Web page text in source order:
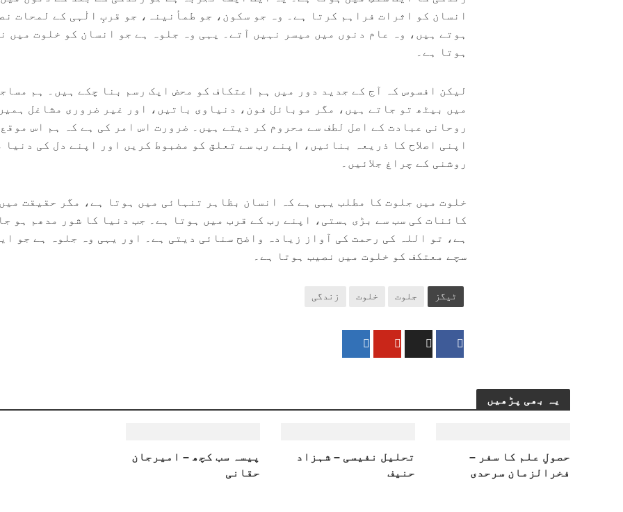
انسان کو اثرات فراہم کرتا ہے۔ وہ جو سکون، جو طمأنینہ، جو قربِ الٰہی کے لمحات
ہوتے ہیں، وہ عام دنوں میں میسر نہیں آتے۔ یہی وہ جلوہ ہے جو انسان کو خلوت میں
ہوتا ہے۔
لیکن افسوس کہ آج کے جدید دور میں ہم اعتکاف کو محض ایک رسم بنا چکے ہیں۔ ہم
میں بیٹھ تو جاتے ہیں، مگر موبائل فون، دنیاوی باتیں، اور غیر ضروری مشاغل
روحانی عبادت کے اصل لطف سے محروم کر دیتے ہیں۔ ضرورت اس امر کی ہے کہ ہم اس
اپنی اصلاح کا ذریعہ بنائیں، اپنے رب سے تعلق کو مضبوط کریں اور اپنے دل کی دنیا
روشنی کے چراغ جلائیں۔
خلوت میں جلوت کا مطلب یہی ہے کہ انسان بظاہر تنہائی میں ہوتا ہے، مگر حقیقت
کائنات کی سب سے بڑی ہستی، اپنے رب کے قرب میں ہوتا ہے۔ جب دنیا کا شور مدھم ہو
ہے، تو اللہ کی رحمت کی آواز زیادہ واضح سنائی دیتی ہے۔ اور یہی وہ جلوہ ہے جو
سچے معتکف کو خلوت میں نصیب ہوتا ہے۔
ٹیگز جلوت خلوت زندگی
یہ بھی پڑھیں
حصولِ علم کا سفر –
فخرالزمان سرحدی
تحلیل نفیسی – شہزاد
حنیف
پیسہ سب کچھ – امیرجان
حقانی